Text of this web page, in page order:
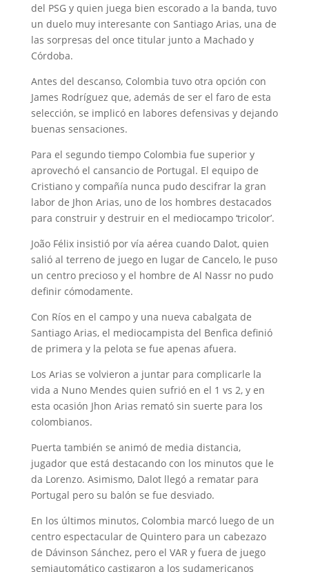
del PSG y quien juega bien escorado a la banda, tuvo
un duelo muy interesante con Santiago Arias, una de
las sorpresas del once titular junto a Machado y
Córdoba.
Antes del descanso, Colombia tuvo otra opción con
James Rodríguez que, además de ser el faro de esta
selección, se implicó en labores defensivas y dejando
buenas sensaciones.
Para el segundo tiempo Colombia fue superior y
aprovechó el cansancio de Portugal. El equipo de
Cristiano y compañía nunca pudo descifrar la gran
labor de Jhon Arias, uno de los hombres destacados
para construir y destruir en el mediocampo ‘tricolor’.
João Félix insistió por vía aérea cuando Dalot, quien
salió al terreno de juego en lugar de Cancelo, le puso
un centro precioso y el hombre de Al Nassr no pudo
definir cómodamente.
Con Ríos en el campo y una nueva cabalgata de
Santiago Arias, el mediocampista del Benfica definió
de primera y la pelota se fue apenas afuera.
Los Arias se volvieron a juntar para complicarle la
vida a Nuno Mendes quien sufrió en el 1 vs 2, y en
esta ocasión Jhon Arias remató sin suerte para los
colombianos.
Puerta también se animó de media distancia,
jugador que está destacando con los minutos que le
da Lorenzo. Asimismo, Dalot llegó a rematar para
Portugal pero su balón se fue desviado.
En los últimos minutos, Colombia marcó luego de un
centro espectacular de Quintero para un cabezazo
de Dávinson Sánchez, pero el VAR y fuera de juego
semiautomático castigaron a los sudamericanos